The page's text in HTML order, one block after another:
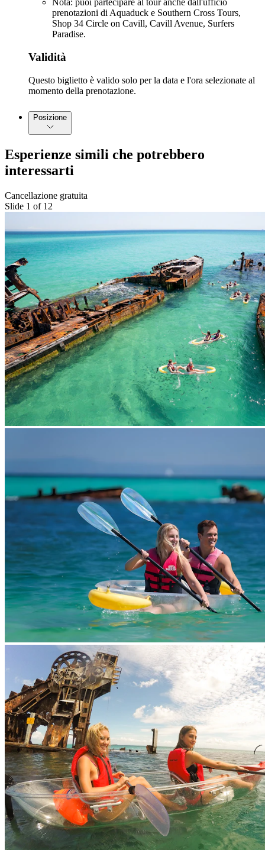
Nota: puoi partecipare al tour anche dall'ufficio
prenotazioni di Aquaduck e Southern Cross Tours,
Shop 34 Circle on Cavill, Cavill Avenue, Surfers
Paradise.
Validità
Questo biglietto è valido solo per la data e l'ora selezionate al
momento della prenotazione.
Posizione
Esperienze simili che potrebbero
interessarti
Cancellazione gratuita
Slide 1 of 12